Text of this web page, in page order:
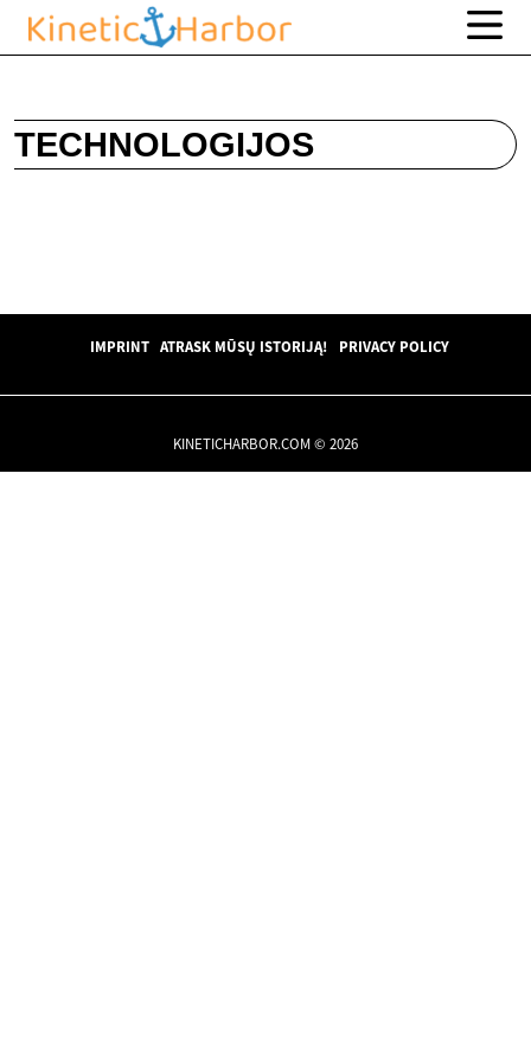
TECHNOLOGIJOS
IMPRINT ATRASK MŪSŲ ISTORIJĄ! PRIVACY POLICY
KINETICHARBOR.COM © 2026